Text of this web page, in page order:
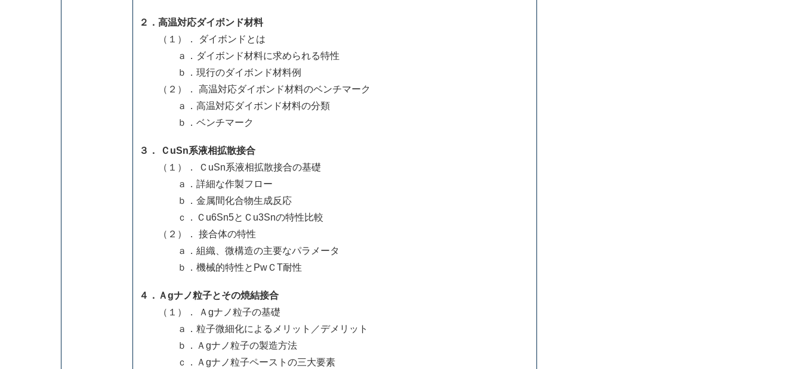
２．高温対応ダイボンド材料
（１）． ダイボンドとは
ａ．ダイボンド材料に求められる特性
ｂ．現行のダイボンド材料例
（２）． 高温対応ダイボンド材料のベンチマーク
ａ．高温対応ダイボンド材料の分類
ｂ．ベンチマーク
３． ＣuSn系液相拡散接合
（１）． ＣuSn系液相拡散接合の基礎
ａ．詳細な作製フロー
ｂ．金属間化合物生成反応
ｃ．Ｃu6Sn5とＣu3Snの特性比較
（２）． 接合体の特性
ａ．組織、微構造の主要なパラメータ
ｂ．機械的特性とPwＣT耐性
４．Ａgナノ粒子とその焼結接合
（１）． Ａgナノ粒子の基礎
ａ．粒子微細化によるメリット／デメリット
ｂ．Ａgナノ粒子の製造方法
ｃ．Ａgナノ粒子ペーストの三大要素